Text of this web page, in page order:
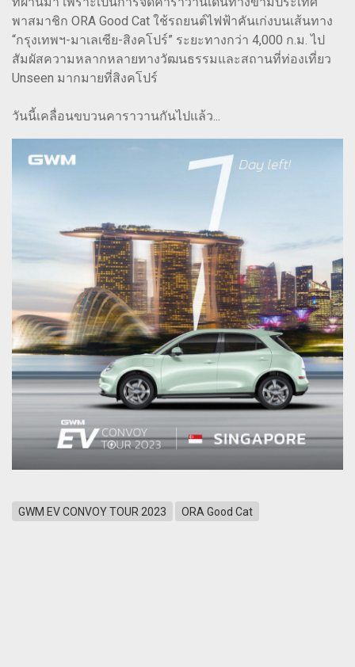
พาสมาชิก ORA Good Cat ใช้รถยนต์ไฟฟ้าคันเก่งบนเส้นทาง
“กรุงเทพฯ-มาเลเซีย-สิงคโปร์” ระยะทางกว่า 4,000 ก.ม. ไป
สัมผัสความหลากหลายทางวัฒนธรรมและสถานที่ท่องเที่ยว
Unseen มากมายที่สิงคโปร์
วันนี้เคลื่อนขบวนคาราวานกันไปแล้ว...
GWM EV CONVOY TOUR 2023 ORA Good Cat